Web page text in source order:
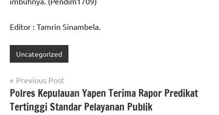
Editor : Tamrin Sinambela.
Uncategorized
Navigasi
pos
Previous Post
Polres Kepulauan Yapen Terima Rapor Predikat
Tertinggi Standar Pelayanan Publik